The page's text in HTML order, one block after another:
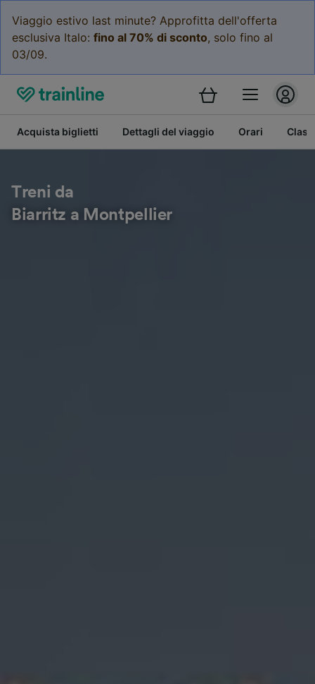
Viaggio estivo last minute? Approfitta dell'offerta
esclusiva Italo: fino al 70% di sconto, solo fino al
03/09.
Acquista biglietti Dettagli del viaggio Orari
Treni da
Biarritz a Montpellier